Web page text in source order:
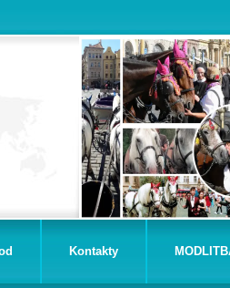
Kontakty